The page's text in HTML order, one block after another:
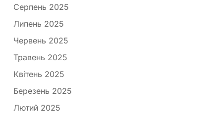
Серпень 2025
Липень 2025
Червень 2025
Травень 2025
Квітень 2025
Березень 2025
Лютий 2025